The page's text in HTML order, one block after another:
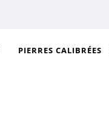
PIERRES CALIBRÉES